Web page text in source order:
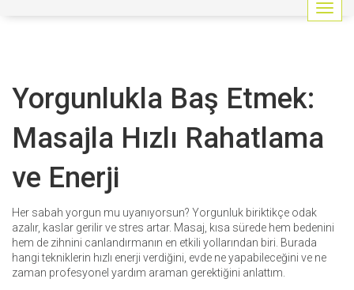
G
e
p
t
Yorgunlukla Baş Etmek:
Masajla Hızlı Rahatlama
ve Enerji
Her sabah yorgun mu uyanıyorsun? Yorgunluk biriktikçe odak
azalır, kaslar gerilir ve stres artar. Masaj, kısa sürede hem bedenini
hem de zihnini canlandırmanın en etkili yollarından biri. Burada
hangi tekniklerin hızlı enerji verdiğini, evde ne yapabileceğini ve ne
zaman profesyonel yardım araman gerektiğini anlattım.